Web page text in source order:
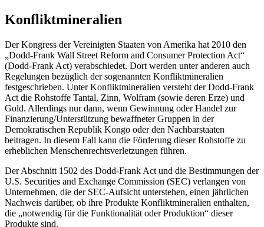
Konfliktmineralien
Der Kongress der Vereinigten Staaten von Amerika hat 2010 den
„Dodd-Frank Wall Street Reform and Consumer Protection Act“
(Dodd-Frank Act) verabschiedet. Dort werden unter anderen auch
Regelungen bezüglich der sogenannten Konfliktmineralien
festgeschrieben. Unter Konfliktmineralien versteht der Dodd-Frank
Act die Rohstoffe Tantal, Zinn, Wolfram (sowie deren Erze) und
Gold. Allerdings nur dann, wenn Gewinnung oder Handel zur
Finanzierung/Unterstützung bewaffneter Gruppen in der
Demokratischen Republik Kongo oder den Nachbarstaaten
beitragen. In diesem Fall kann die Förderung dieser Rohstoffe zu
erheblichen Menschenrechtsverletzungen führen.
Der Abschnitt 1502 des Dodd-Frank Act und die Bestimmungen der
U.S. Securities and Exchange Commission (SEC) verlangen von
Unternehmen, die der SEC-Aufsicht unterstehen, einen jährlichen
Nachweis darüber, ob ihre Produkte Konfliktmineralien enthalten,
die „notwendig für die Funktionalität oder Produktion“ dieser
Produkte sind.